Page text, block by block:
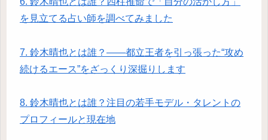
を見立てる占い師を調べてみました
7. 鈴木晴也とは誰？――都立王者を引っ張った“攻め
続けるエース”をざっくり深掘りします
8. 鈴木晴也とは誰？注目の若手モデル・タレントの
プロフィールと現在地